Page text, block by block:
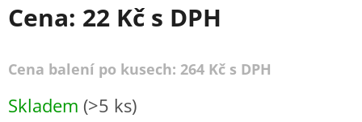
Cena: 22 Kč s DPH
Cena balení po kusech: 264 Kč s DPH
cena:
Skladem (>5 ks)